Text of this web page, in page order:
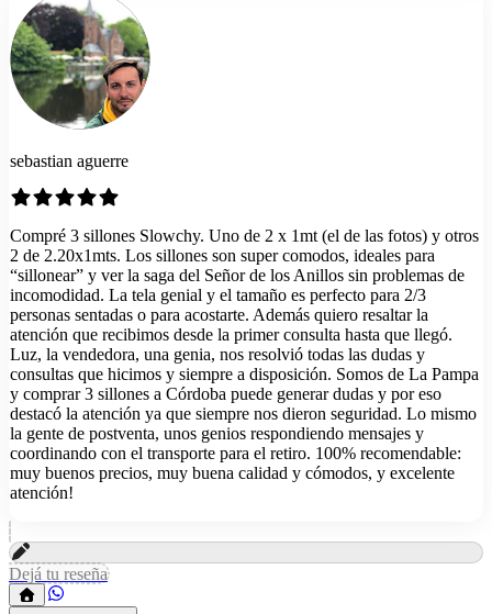
sebastian aguerre
Compré 3 sillones Slowchy. Uno de 2 x 1mt (el de las fotos) y otros
2 de 2.20x1mts. Los sillones son super comodos, ideales para
“sillonear” y ver la saga del Señor de los Anillos sin problemas de
incomodidad. La tela genial y el tamaño es perfecto para 2/3
personas sentadas o para acostarte. Además quiero resaltar la
atención que recibimos desde la primer consulta hasta que llegó.
Luz, la vendedora, una genia, nos resolvió todas las dudas y
consultas que hicimos y siempre a disposición. Somos de La Pampa
y comprar 3 sillones a Córdoba puede generar dudas y por eso
destacó la atención ya que siempre nos dieron seguridad. Lo mismo
la gente de postventa, unos genios respondiendo mensajes y
coordinando con el transporte para el retiro. 100% recomendable:
muy buenos precios, muy buena calidad y cómodos, y excelente
atención!
Dejá tu reseña